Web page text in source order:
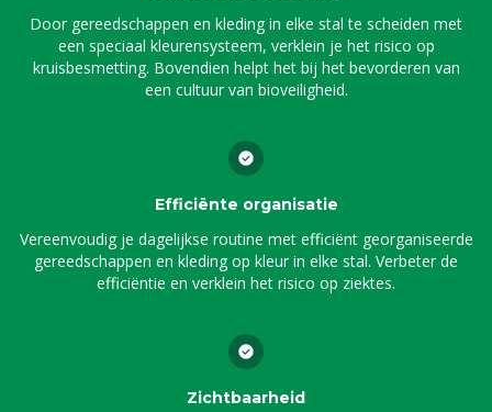
Door gereedschappen en kleding in elke stal te scheiden met
een speciaal kleurensysteem, verklein je het risico op
kruisbesmetting. Bovendien helpt het bij het bevorderen van
een cultuur van bioveiligheid.
Efficiënte organisatie
Vereenvoudig je dagelijkse routine met efficiënt georganiseerde
gereedschappen en kleding op kleur in elke stal. Verbeter de
efficiëntie en verklein het risico op ziektes.
Zichtbaarheid